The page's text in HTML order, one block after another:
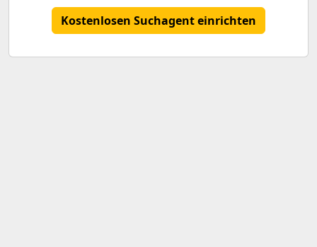
Kostenlosen Suchagent einrichten